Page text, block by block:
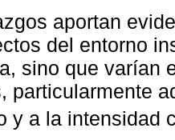
aportan
del entorno
sino que varían
particularmente
y a la intensidad